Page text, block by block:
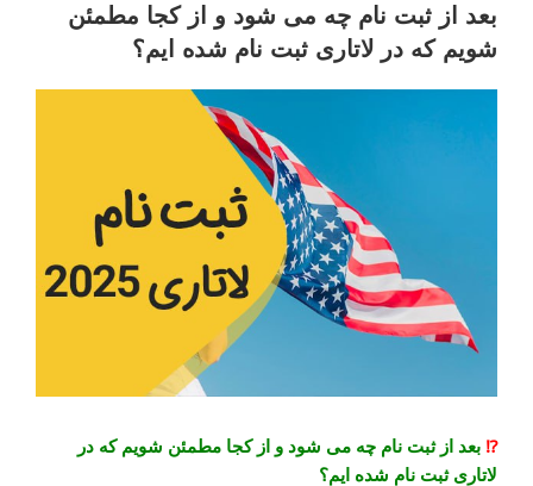
بعد از ثبت نام چه می شود و از کجا مطمئن
شویم که در لاتاری ثبت نام شده ایم؟
⁉️ بعد از ثبت نام چه می شود و از کجا مطمئن شویم که در
لاتاری ثبت نام شده ایم؟